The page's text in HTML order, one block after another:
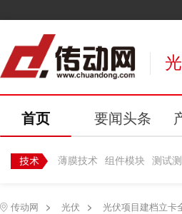
首页 要闻头条
薄膜技术 组件模块 测试
传动网 > 光伏 > 光伏项目建档立卡